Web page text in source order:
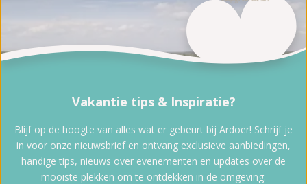
Vakantie tips & Inspiratie?
Blijf op de hoogte van alles wat er gebeurt bij Ardoer! Schrijf je
in voor onze nieuwsbrief en ontvang exclusieve aanbiedingen,
handige tips, nieuws over evenementen en updates over de
mooiste plekken om te ontdekken in de omgeving.